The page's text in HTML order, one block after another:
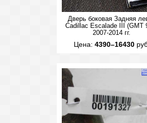
Дверь боковая Задняя
Cadillac Escalade III (GMT
2007-2014 гг.
Цена: 4390–16430